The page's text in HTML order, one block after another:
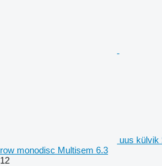
uus külvik
row monodisc Multisem 6.3
12